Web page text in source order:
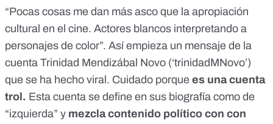
“Pocas cosas me dan más asco que la apropiación
cultural en el cine. Actores blancos interpretando a
personajes de color”. Así empieza un mensaje de la
cuenta Trinidad Mendizábal Novo (‘trinidadMNovo’)
que se ha hecho viral. Cuidado porque es una cuenta
trol. Esta cuenta se define en sus biografía como de
“izquierda” y mezcla contenido político con con